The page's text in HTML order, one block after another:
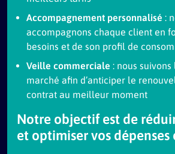
Accompagnement personnalisé :
accompagnons chaque client en
besoins et de son profil de
Veille commerciale : nous
marché afin d’anticiper le
contrat au meilleur moment
Notre objectif est de
et optimiser vos dépenses